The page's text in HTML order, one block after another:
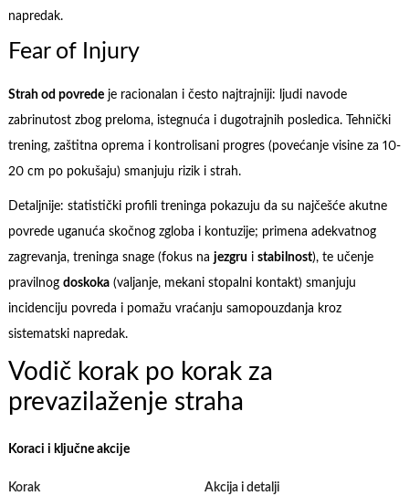
napredak.
Fear of Injury
Strah od povredeje racionalan i često najtrajniji: ljudi navode
zabrinutost zbog preloma, istegnuća i dugotrajnih posledica. Tehnički
trening, zaštitna oprema i kontrolisani progres (povećanje visine za 10-
20 cm po pokušaju) smanjuju rizik i strah.
Detaljnije: statistički profili treninga pokazuju da su najčešće akutne
povrede uganuća skočnog zgloba i kontuzije; primena adekvatnog
zagrevanja, treninga snage (fokus na jezgru i stabilnost), te učenje
pravilnog doskoka(valjanje, mekani stopalni kontakt) smanjuju
incidenciju povreda i pomažu vraćanju samopouzdanja kroz
sistematski napredak.
Vodič korak po korak za
prevazilaženje straha
Koraci i ključne akcije
Korak Akcija i detalji